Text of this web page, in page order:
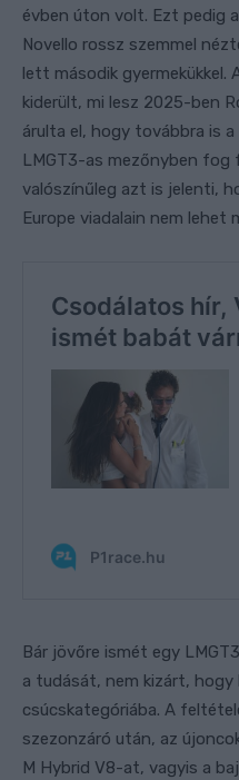
évben úton volt. Ezt pedig
Novello rossz szemmel
lett második gyermekükkel.
kiderült, mi lesz 2025-ben
árulta el, hogy továbbra is
LMGT3-as mezőnyben fog
valószínűleg azt is jelenti,
Europe viadalain nem lehet
Bár jövőre ismét egy
a tudását, nem kizárt, hogy
csúcskategóriába. A
szezonzáró után, az
M Hybrid V8-at, vagyis a